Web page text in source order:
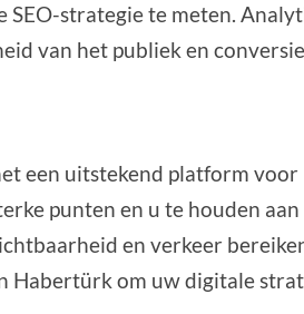
strategie te meten.
van het publiek en
een uitstekend platform voor
punten en u te houden aan
en verkeer
Habertürk om uw digitale